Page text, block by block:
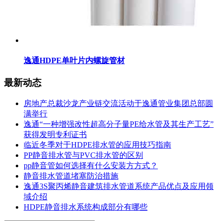
逸通HDPE单叶片内螺旋管材
最新动态
房地产总裁沙龙产业链交流活动于逸通管业集团总部圆
满举行
逸通“一种增强改性超高分子量PE给水管及其生产工艺”
获得发明专利证书
临近冬季对于HDPE排水管的应用技巧指南
PP静音排水管与PVC排水管的区别
pp静音管如何选择有什么安装方方式？
静音排水管道堵塞防治措施
逸通3S聚丙烯静音建筑排水管道系统产品优点及应用领
域介绍
HDPE静音排水系统构成部分有哪些